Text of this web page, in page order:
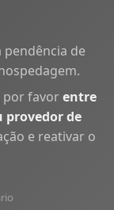
pendência de
por favorentre
provedor de
e reativar o